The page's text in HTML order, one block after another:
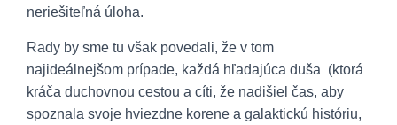
neriešiteľná úloha.
Rady by sme tu však povedali, že v tom
najideálnejšom prípade, každá hľadajúca duša (ktorá
kráča duchovnou cestou a cíti, že nadišiel čas, aby
spoznala svoje hviezdne korene a galaktickú históriu,